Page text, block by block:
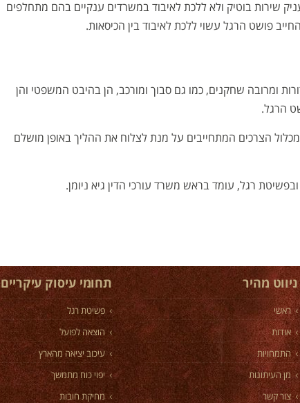
שירות בוטיק ולא ללכת לאיבוד במשרדים ענקיים בהם מתחלפים
פושט הרגל עשוי ללכת לאיבוד בין הכיסאות.
ומרובה שחקנים, כמו גם סבוך ומורכב, הן בהיבט המשפטי והן
הרגל.
הצרכים המתחייבים על מנת לצלוח את ההליך באופן מושלם
רגל, עומד בראש משרד עורכי הדין גיא ניומן.
תחומי עיסוק עיקריים
פשיטת רגל
הוצאה לפועל
עיכוב יציאה מהארץ
יפוי כוח מתמשך
מחיקת חובות
ניווט מהיר
ראשי
אודות
התמחויות
מן העיתונות
צור קשר